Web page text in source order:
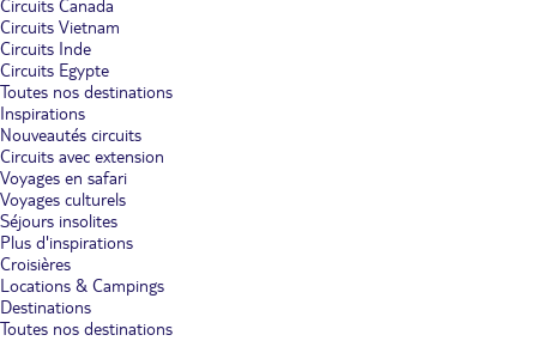
Circuits Canada
Circuits Vietnam
Circuits Inde
Circuits Egypte
Toutes nos destinations
Inspirations
Nouveautés circuits
Circuits avec extension
Voyages en safari
Voyages culturels
Séjours insolites
Plus d'inspirations
Croisières
Locations & Campings
Destinations
Toutes nos destinations